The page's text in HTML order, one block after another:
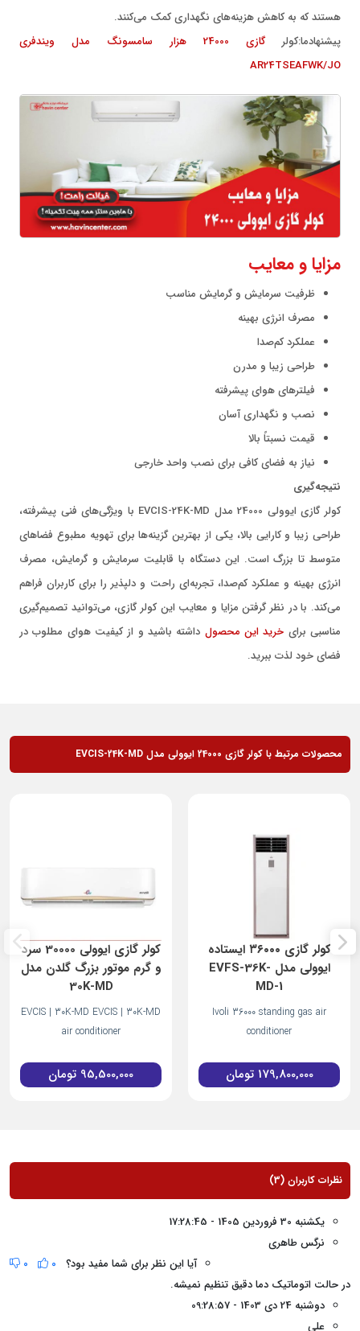
هستند که به کاهش هزینه‌های نگهداری کمک می‌کنند.
پیشنهادما:کولر
گازی 24000 هزار سامسونگ مدل ویندفری
AR24TSEAFWK/JO
مزایا و معایب
ظرفیت سرمایش و گرمایش مناسب
مصرف انرژی بهینه
عملکرد کم‌صدا
طراحی زیبا و مدرن
فیلترهای هوای پیشرفته
نصب و نگهداری آسان
قیمت نسبتاً بالا
نیاز به فضای کافی برای نصب واحد خارجی
نتیجه‌گیری
کولر گازی ایوولی 24000 مدل EVCIS-24K-MD با ویژگی‌های فنی پیشرفته،
طراحی زیبا و کارایی بالا، یکی از بهترین گزینه‌ها برای تهویه مطبوع فضاهای
متوسط تا بزرگ است. این دستگاه با قابلیت سرمایش و گرمایش، مصرف
انرژی بهینه و عملکرد کم‌صدا، تجربه‌ای راحت و دلپذیر را برای کاربران فراهم
می‌کند. با در نظر گرفتن مزایا و معایب این کولر گازی، می‌توانید تصمیم‌گیری
مناسبی برای خرید این محصول داشته باشید و از کیفیت هوای مطلوب در
فضای خود لذت ببرید.
محصولات مرتبط با کولر گازی 24000 ایوولی مدل EVCIS-24K-MD
کولر گازی ۳۶۰۰۰ ایستاده
ایوولی مدل EVFS-36K-
MD-1
Ivoli 36000 standing gas air
conditioner
179,800,000 تومان
کولر گازی ایوولی 30000 سرد
و گرم موتور بزرگ گلدن مدل
30K-MD
EVCIS | 30K-MD EVCIS | 30K-MD
air conditioner
95,500,000 تومان
نظرات کاربران (3)
یکشنبه 30 فروردین 1405 - 17:28:45
نرگس طاهری
آیا این نظر برای شما مفید بود؟
0
0
در حالت اتوماتیک دما دقیق تنظیم نمیشه.
دوشنبه 24 دی 1403 - 09:28:57
علی